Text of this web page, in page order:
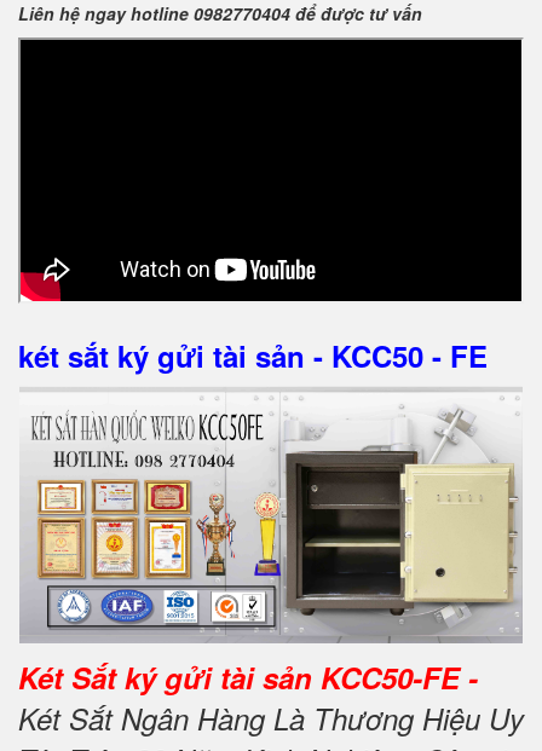
Liên hệ ngay hotline 0982770404 để được tư vấn
két sắt ký gửi tài sản - KCC50 - FE
Két Sắt ký gửi tài sản KCC50-FE -
Két Sắt Ngân Hàng Là Thương Hiệu Uy